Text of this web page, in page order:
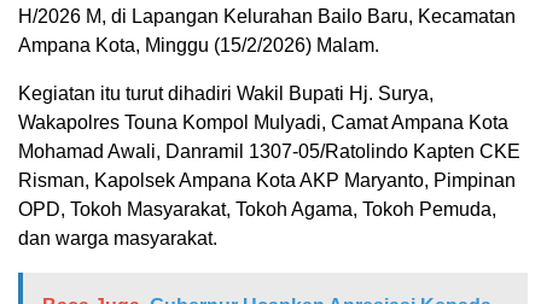
H/2026 M, di Lapangan Kelurahan Bailo Baru, Kecamatan
Ampana Kota, Minggu (15/2/2026) Malam.
Kegiatan itu turut dihadiri Wakil Bupati Hj. Surya,
Wakapolres Touna Kompol Mulyadi, Camat Ampana Kota
Mohamad Awali, Danramil 1307-05/Ratolindo Kapten CKE
Risman, Kapolsek Ampana Kota AKP Maryanto, Pimpinan
OPD, Tokoh Masyarakat, Tokoh Agama, Tokoh Pemuda,
dan warga masyarakat.